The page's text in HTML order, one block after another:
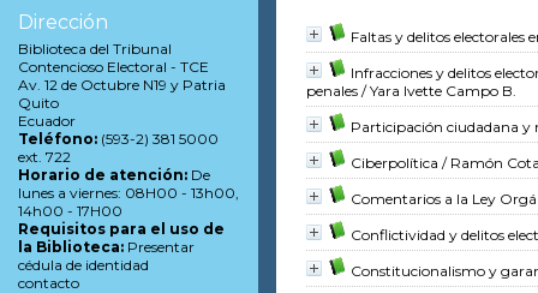
Faltas y delitos electorales
Infracciones y delitos
penales / Yara Ivette Campo B.
Participación ciudadana y
Ciberpolítica / Ramón
Comentarios a la Ley
Conflictividad y delitos
Constitucionalismo y
Dirección
Biblioteca del Tribunal
Contencioso Electoral - TCE
Av. 12 de Octubre N19 y Patria
Quito
Ecuador
Teléfono: (593-2) 381 5000
ext. 722
Horario de atención: De
lunes a viernes: 08H00 - 13h00,
14h00 - 17H00
Requisitos para el uso de
la Biblioteca: Presentar
cédula de identidad
contacto